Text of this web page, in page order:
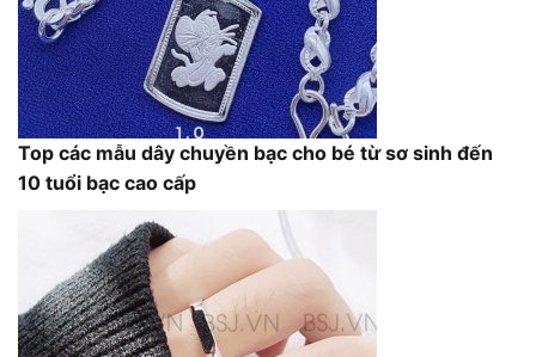
Top các mẫu dây chuyền bạc cho bé từ sơ sinh đến
10 tuổi bạc cao cấp